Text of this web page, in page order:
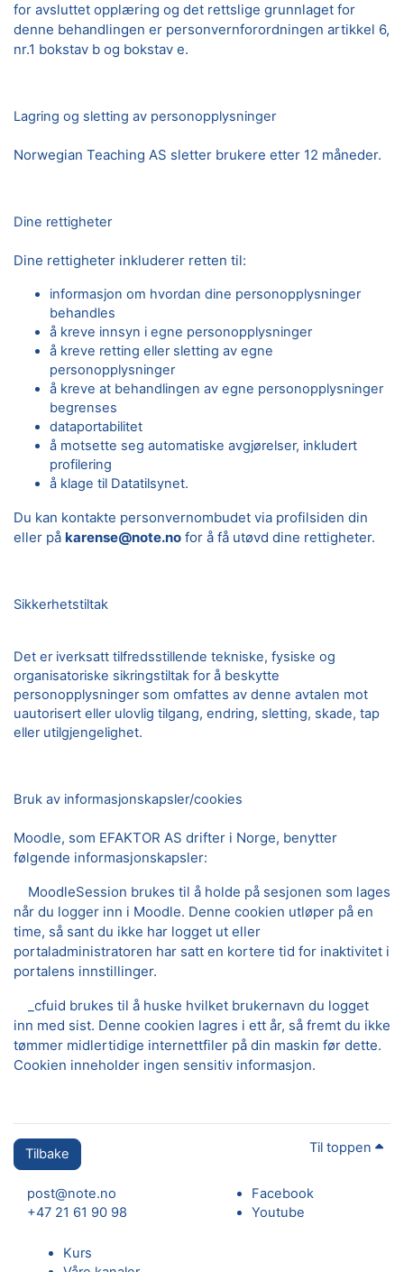
for avsluttet opplæring og det rettslige grunnlaget for
denne behandlingen er personvernforordningen artikkel 6,
nr.1 bokstav b og bokstav e.
Lagring og sletting av personopplysninger
Norwegian Teaching AS sletter brukere etter 12 måneder.
Dine rettigheter
Dine rettigheter inkluderer retten til:
informasjon om hvordan dine personopplysninger
behandles
å kreve innsyn i egne personopplysninger
å kreve retting eller sletting av egne
personopplysninger
å kreve at behandlingen av egne personopplysninger
begrenses
dataportabilitet
å motsette seg automatiske avgjørelser, inkludert
profilering
å klage til Datatilsynet.
Du kan kontakte personvernombudet via profilsiden din
eller på karense@note.no for å få utøvd dine rettigheter.
Sikkerhetstiltak
Det er iverksatt tilfredsstillende tekniske, fysiske og
organisatoriske sikringstiltak for å beskytte
personopplysninger som omfattes av denne avtalen mot
uautorisert eller ulovlig tilgang, endring, sletting, skade, tap
eller utilgjengelighet.
Bruk av informasjonskapsler/cookies
Moodle, som EFAKTOR AS drifter i Norge, benytter
følgende informasjonskapsler:
MoodleSession brukes til å holde på sesjonen som lages
når du logger inn i Moodle. Denne cookien utløper på en
time, så sant du ikke har logget ut eller
portaladministratoren har satt en kortere tid for inaktivitet i
portalens innstillinger.
_cfuid brukes til å huske hvilket brukernavn du logget
inn med sist. Denne cookien lagres i ett år, så fremt du ikke
tømmer midlertidige internettfiler på din maskin før dette.
Cookien inneholder ingen sensitiv informasjon.
Tilbake Til toppen
post@note.no
+47 21 61 90 98
Facebook
Youtube
Kurs